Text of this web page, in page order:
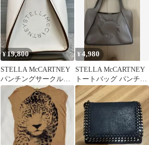
¥19,800
STELLA McCARTNEY
パンチングサークルロ
ゴ ミニショルダーバッ
¥4,980
STELLA McCARTNEY
トートバッグ パンチン
グロゴ